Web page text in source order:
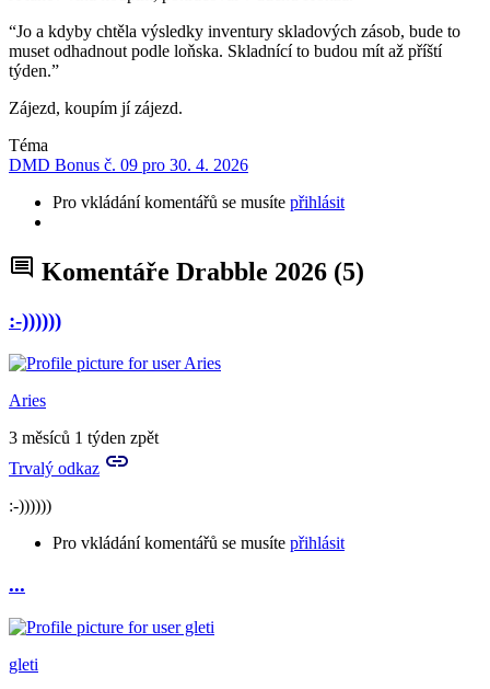
“Jo a kdyby chtěla výsledky inventury skladových zásob, bude to
muset odhadnout podle loňska. Skladnící to budou mít až příští
týden.”
Zájezd, koupím jí zájezd.
Téma
DMD Bonus č. 09 pro 30. 4. 2026
Pro vkládání komentářů se musíte přihlásit
Komentáře Drabble 2026 (5)
:-))))))
Aries
3 měsíců 1 týden zpět
Trvalý odkaz
:-))))))
Pro vkládání komentářů se musíte přihlásit
...
gleti